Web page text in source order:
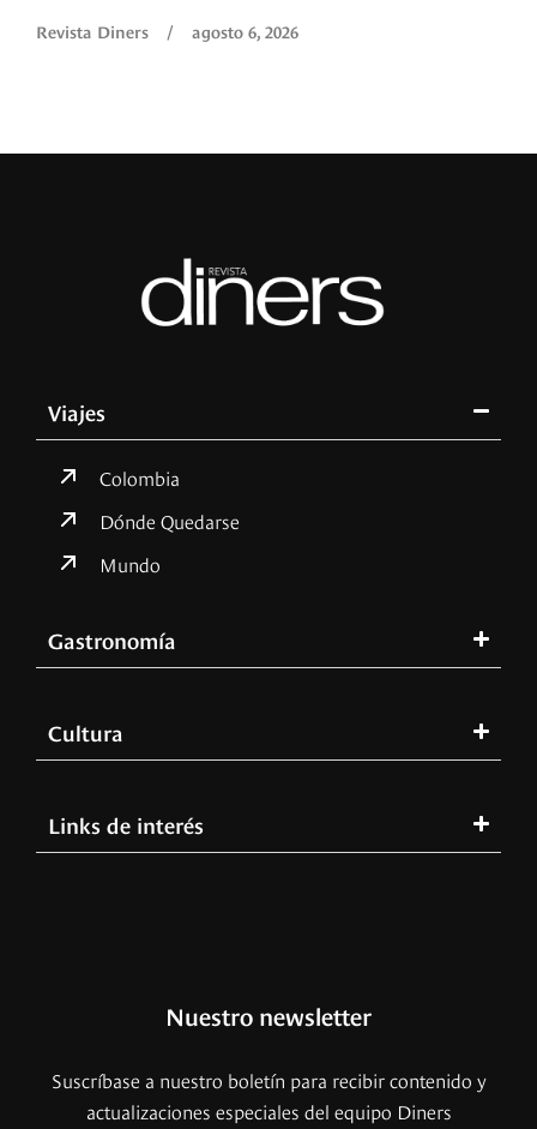
Revista Diners / agosto 6, 2026
Viajes
Colombia
Dónde Quedarse
Mundo
Gastronomía
Cultura
Links de interés
Nuestro newsletter
Suscríbase a nuestro boletín para recibir contenido y
actualizaciones especiales del equipo Diners